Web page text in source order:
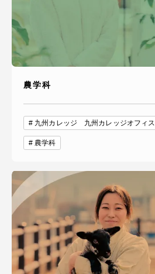
農学科
九州カレッジ 九州カレッジオフィス
農学科